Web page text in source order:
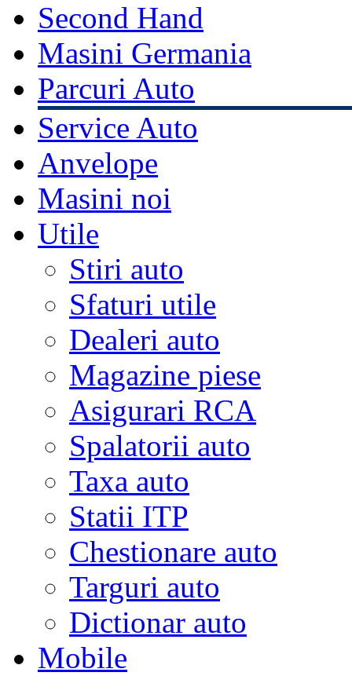
Second Hand
Masini Germania
Parcuri Auto
Service Auto
Anvelope
Masini noi
Utile
Stiri auto
Sfaturi utile
Dealeri auto
Magazine piese
Asigurari RCA
Spalatorii auto
Taxa auto
Statii ITP
Chestionare auto
Targuri auto
Dictionar auto
Mobile